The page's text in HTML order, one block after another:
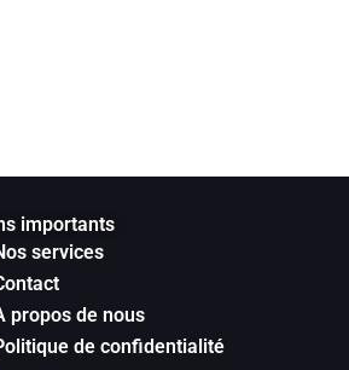
importants
services
propos de nous
de confidentialité